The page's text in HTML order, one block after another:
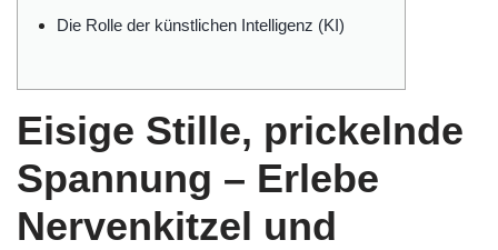
Die Rolle der künstlichen Intelligenz (KI)
Eisige Stille, prickelnde
Spannung – Erlebe
Nervenkitzel und